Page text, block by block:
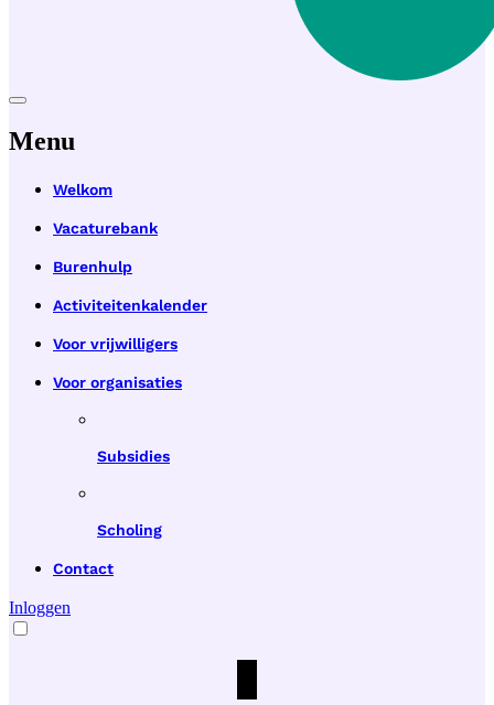
Menu
Welkom
Vacaturebank
Burenhulp
Activiteitenkalender
Voor vrijwilligers
Voor organisaties
Subsidies
Scholing
Contact
Inloggen